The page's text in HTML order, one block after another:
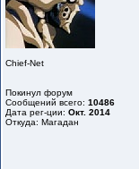
Chief-Net
Покинул форум
Сообщений всего: 10486
Дата рег-ции: Окт. 2014
Откуда: Магадан